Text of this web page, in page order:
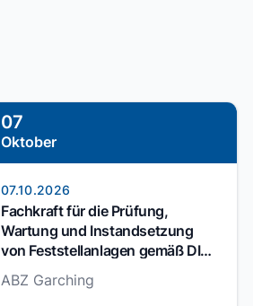
07
Oktober
07.10.2026
Fachkraft für die Prüfung,
Wartung und Instandsetzung
von Feststellanlagen gemäß DIN
14677
ABZ Garching